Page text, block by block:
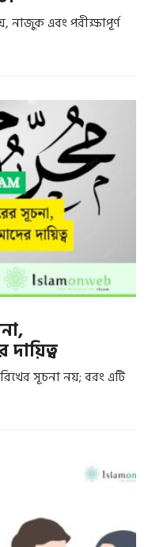
এবং পরীক্ষাপূর্ণ
সূচনা নয়; বরং এটি